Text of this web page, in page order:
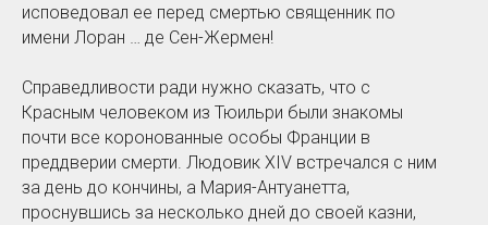
исповедовал ее перед смертью священник по
имени Лоран … де Сен-Жермен!
Справедливости ради нужно сказать, что с
Красным человеком из Тюильри были знакомы
почти все коронованные особы Франции в
преддверии смерти. Людовик XIV встречался с ним
за день до кончины, а Мария-Антуанетта,
проснувшись за несколько дней до своей казни,